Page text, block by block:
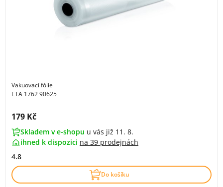
Vakuovací fólie
ETA 1762 90625
Cena s DPH:
179 Kč
Skladem v e-shopu u vás již 11. 8.
ihned k dispozici na 39 prodejnách
4.8
Do košíku